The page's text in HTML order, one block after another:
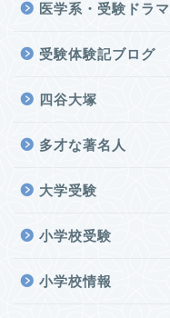
医学系・受験ドラマ
受験体験記ブログ
四谷大塚
多才な著名人
大学受験
小学校受験
小学校情報